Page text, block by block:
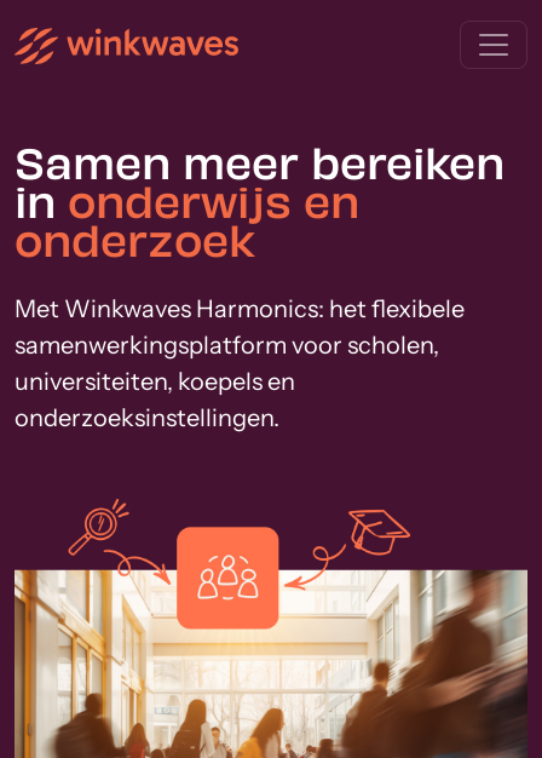
Samen meer bereiken
in onderwijs en
onderzoek
Met Winkwaves Harmonics: het flexibele
samenwerkingsplatform voor scholen,
universiteiten, koepels en
onderzoeksinstellingen.